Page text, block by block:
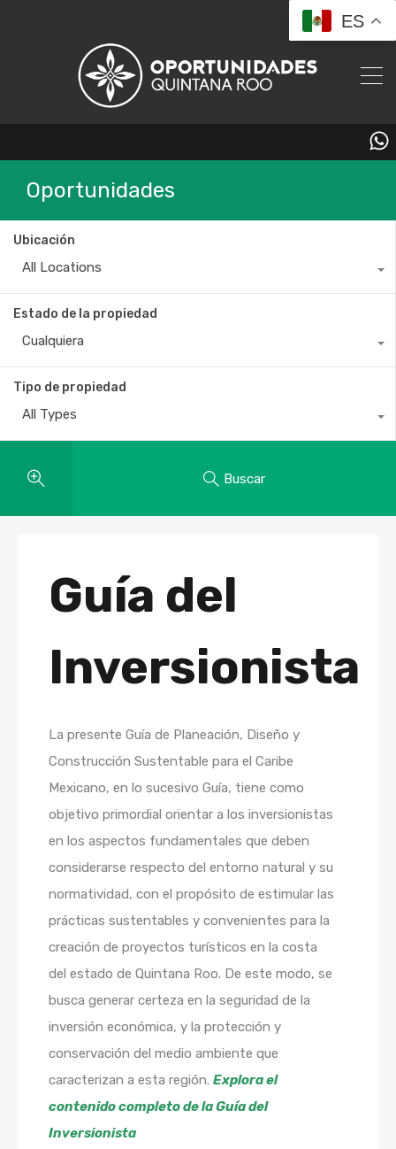
Oportunidades
Ubicación
All Locations
Estado de la propiedad
Cualquiera
Tipo de propiedad
All Types
Buscar
Guía del
Inversionista
La presente Guía de Planeación, Diseño y
Construcción Sustentable para el Caribe
Mexicano, en lo sucesivo Guía, tiene como
objetivo primordial orientar a los inversionistas
en los aspectos fundamentales que deben
considerarse respecto del entorno natural y su
normatividad, con el propósito de estimular las
prácticas sustentables y convenientes para la
creación de proyectos turísticos en la costa
del estado de Quintana Roo. De este modo, se
busca generar certeza en la seguridad de la
inversión económica, y la protección y
conservación del medio ambiente que
caracterizan a esta región. Explora el
contenido completo de la Guía del
Inversionista
ES